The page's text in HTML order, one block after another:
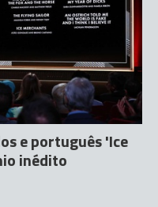
e português 'Ice
inédito